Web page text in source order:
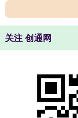
关注 创通网